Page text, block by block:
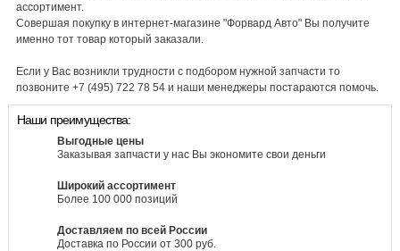
ассортимент.
Совершая покупку в интернет-магазине "Форвард Авто" Вы получите
именно тот товар который заказали.
Если у Вас возникли трудности с подбором нужной запчасти то
позвоните +7 (495) 722 78 54 и наши менеджеры постараются помочь.
Наши преимущества:
Выгодные цены
Заказывая запчасти у нас Вы экономите свои деньги
Широкий ассортимент
Более 100 000 позиций
Доставляем по всей России
Доставка по России от 300 руб.